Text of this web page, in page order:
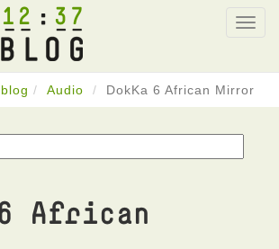
12 37
Audio DokKa 6 African Mirror
6 African